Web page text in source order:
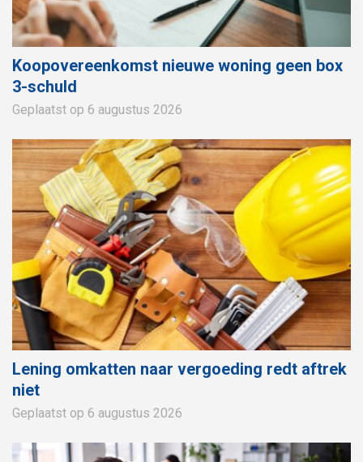
Koopovereenkomst nieuwe woning geen box
3-schuld
Geplaatst op 6 augustus 2026
Lening omkatten naar vergoeding redt aftrek
niet
Geplaatst op 6 augustus 2026